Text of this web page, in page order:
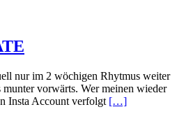
nur im 2 wöchigen Rhytmus weiter
munter vorwärts. Wer meinen wieder
Insta Account verfolgt […]